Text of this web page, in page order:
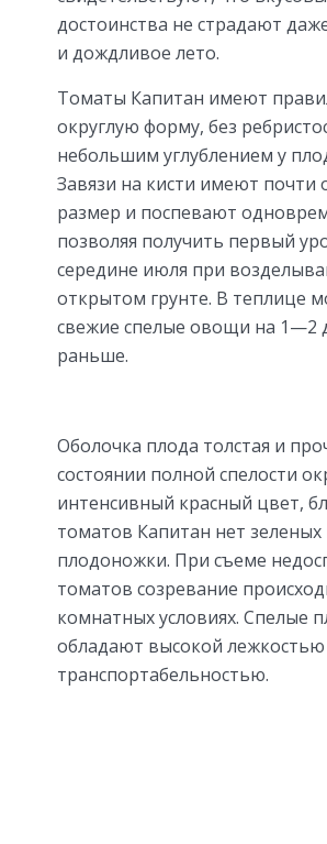
достоинства не страдают
и дождливое лето.
Томаты Капитан имеют
округлую форму, без
небольшим углублением у
Завязи на кисти имеют почти
размер и поспевают
позволяя получить первый
середине июля при
открытом грунте. В теплице
свежие спелые овощи на 1—2
раньше.
Оболочка плода толстая и
состоянии полной спелости
интенсивный красный цвет,
томатов Капитан нет зеленых
плодоножки. При съеме
томатов созревание
комнатных условиях. Спелые
обладают высокой
транспортабельностью.